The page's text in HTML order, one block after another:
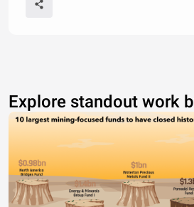
Explore standout work